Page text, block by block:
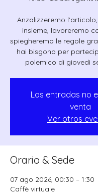
Anzalizzeremo
insieme, lavoreremo
spiegheremo le regole
hai bisgono per
polemico di giovedì
Las entradas no
venta
Ver otros
Orario & Sede
07 ago 2026, 00:30 – 1:30
Caffè virtuale